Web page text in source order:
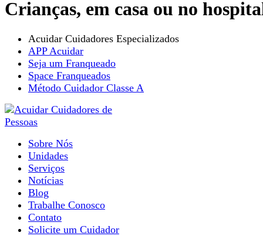
Crianças, em casa ou no
Acuidar Cuidadores Especializados
APP Acuidar
Seja um Franqueado
Space Franqueados
Método Cuidador Classe A
Sobre Nós
Unidades
Serviços
Notícias
Blog
Trabalhe Conosco
Contato
Solicite um Cuidador